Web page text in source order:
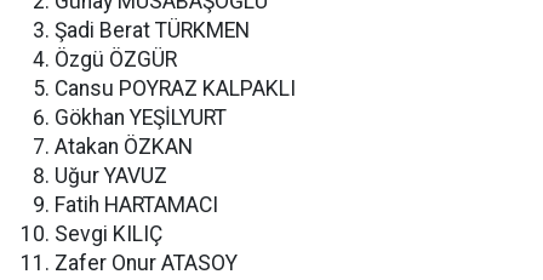
Şadi Berat TÜRKMEN
Özgü ÖZGÜR
Cansu POYRAZ KALPAKLI
Gökhan YEŞİLYURT
Atakan ÖZKAN
Uğur YAVUZ
Fatih HARTAMACI
Sevgi KILIÇ
Zafer Onur ATASOY